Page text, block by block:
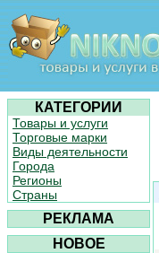
КАТЕГОРИИ
Товары и услуги
Торговые марки
Виды деятельности
Города
Регионы
Страны
РЕКЛАМА
НОВОЕ